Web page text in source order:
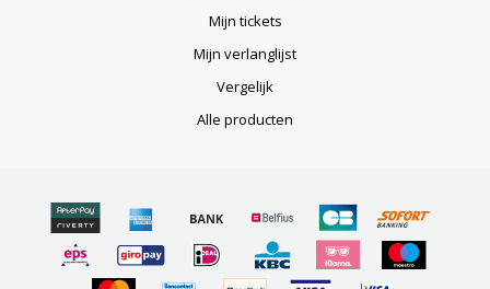
Mijn tickets
Mijn verlanglijst
Vergelijk
Alle producten